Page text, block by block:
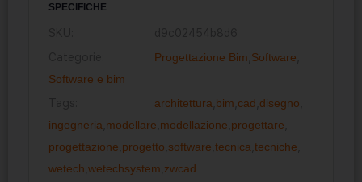
SPECIFICHE
Progettazione Bim Software
Software e bim
architettura bim cad disegno
ingegneria modellare modellazione progettare
progettazione progetto software tecnica tecniche
wetech wetechsystem zwcad